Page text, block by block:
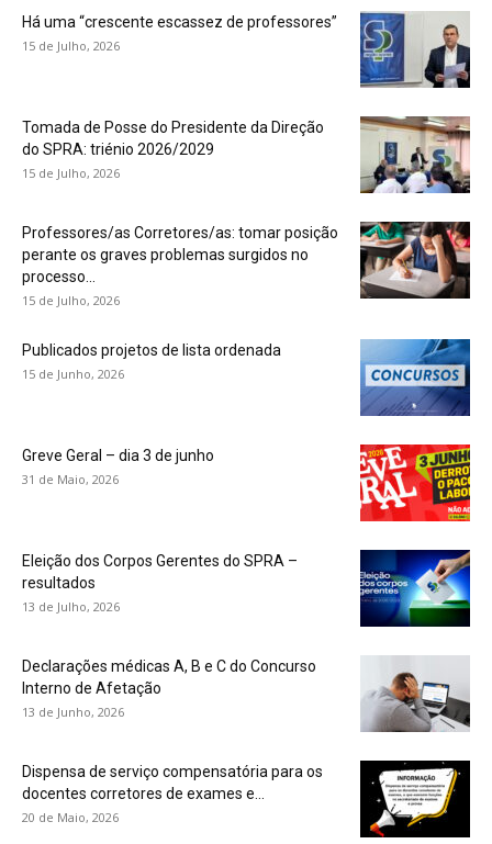
Há uma “crescente escassez de professores”
15 de Julho, 2026
Tomada de Posse do Presidente da Direção
do SPRA: triénio 2026/2029
15 de Julho, 2026
Professores/as Corretores/as: tomar posição
perante os graves problemas surgidos no
processo...
15 de Julho, 2026
Publicados projetos de lista ordenada
15 de Junho, 2026
Greve Geral – dia 3 de junho
31 de Maio, 2026
Eleição dos Corpos Gerentes do SPRA –
resultados
13 de Julho, 2026
Declarações médicas A, B e C do Concurso
Interno de Afetação
13 de Junho, 2026
Dispensa de serviço compensatória para os
docentes corretores de exames e...
20 de Maio, 2026